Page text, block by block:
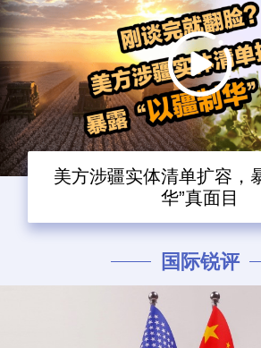
美方涉疆实体清单扩容，
华”真面目
国际锐评